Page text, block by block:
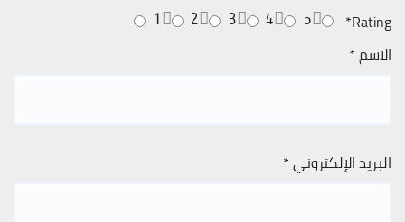
Rating
*
5
4
3
2
1
الاسم*
البريد الإلكتروني*